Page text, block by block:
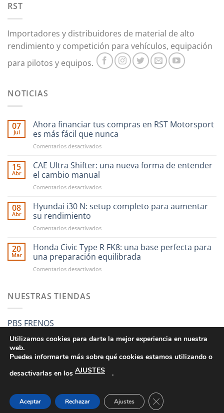
RST
Importadores y distribuidores de material de alto
rendimiento y competición para vehículos, equipación
para pilotos y equipos.
NOTICIAS
07
Jul
Ahora financiar tus compras en RST Motorsport
es más fácil que nunca
Comentarios desactivadosen
financiar
tus
en
Motorsport
fácil
nunca
15
Abr
CAE Ultra Shifter: una nueva forma de entender
el cambio manual
Comentarios desactivadosen
Ultra
Shifter:
nueva
de
entender
cambio
08
Abr
Hyundai i30 N: setup completo para aumentar
su rendimiento
Comentarios desactivadosen
i30
N:
setup
completo
20
Mar
Honda Civic Type R FK8: una base perfecta para
una preparación equilibrada
Comentarios desactivadosen
base
perfecta
preparación
equilibrada
NUESTRAS TIENDAS
PBS FRENOS
SUS DATOS SEGUROS
Copyright 2026 © RST MOTORSPORT
Utilizamos cookies para darte la mejor experiencia en nuestra
web.
Puedes informarte más sobre qué cookies estamos utilizando o
desactivarlas en los AJUSTES .
Aceptar Rechazar Ajustes CERRAR EL